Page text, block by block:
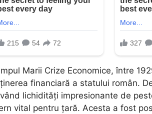
Marii Crize Economice, între
financiară a statului român.
lichidități impresionante de
vital pentru țară. Acesta a fost